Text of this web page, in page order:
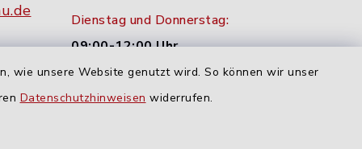
wie unsere Website genutzt wird. So können wir unser
Datenschutzhinweisen widerrufen.
Dienstag und Donnerstag:
09:00-12:00 Uhr